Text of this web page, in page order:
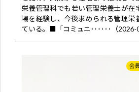
栄養管理科でも若い管理栄養士が在
場を経験し、今後求められる管理栄
ている。■「コミュニ･･････（2026-
会